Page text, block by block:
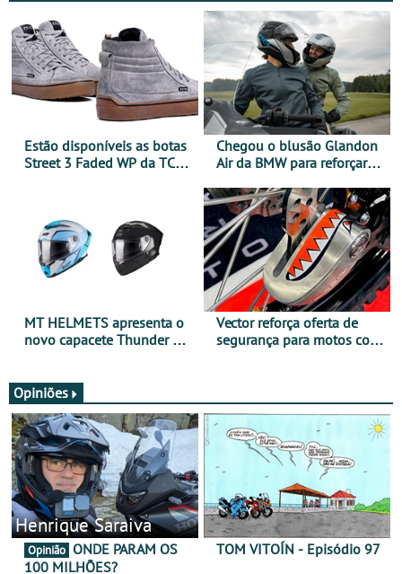
Estão disponíveis as botas
Street 3 Faded WP da TCX
Chegou o blusão Glandon
Air da BMW para reforçar
verão
MT HELMETS apresenta o
novo capacete Thunder 4 R
Vector reforça oferta de
segurança para motos com
Opiniões
Henrique Saraiva
Opinião
100 MILHÕES?
TOM VITOÍN - Episódio 97